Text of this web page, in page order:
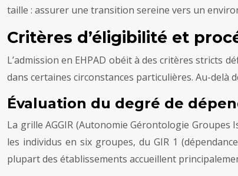
taille : assurer une transition sereine vers un
Critères d’éligibilité et
L’admission en EHPAD obéit à des critères stricts
dans certaines circonstances particulières. Au-delà
Évaluation du degré de
La grille AGGIR (Autonomie Gérontologie Groupes
les individus en six groupes, du GIR 1
plupart des établissements accueillent